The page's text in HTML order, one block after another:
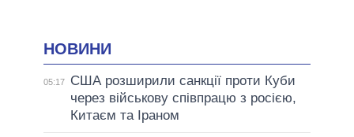
НОВИНИ
05:17
США розширили санкції проти Куби
через військову співпрацю з росією,
Китаєм та Іраном